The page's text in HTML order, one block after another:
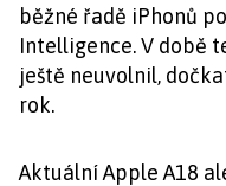
běžné řadě iPhonů
Intelligence. V době
ještě neuvolnil,
rok.
Aktuální Apple A18